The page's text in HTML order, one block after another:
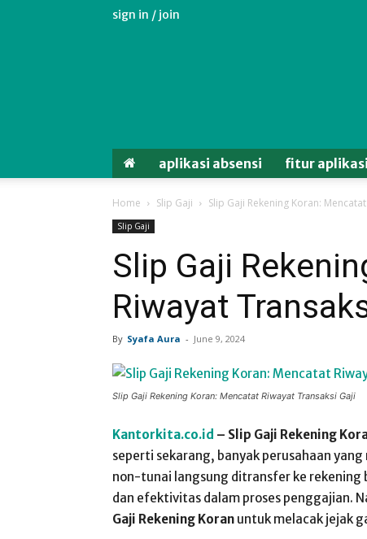
sign in / join
aplikasi absensi fitur
Home Slip Gaji Slip Gaji Rekening Koran:
Slip Gaji
Slip Gaji
Riwayat
By Syafa Aura - June 9, 2024
Slip Gaji Rekening Koran: Mencatat Riwayat Transaksi Gaji
Kantorkita.co.id – Slip Gaji Rekening
seperti sekarang, banyak perusahaan
non-tunai langsung ditransfer ke rekening
dan efektivitas dalam proses penggajian.
Gaji Rekening Koran untuk melacak jejak